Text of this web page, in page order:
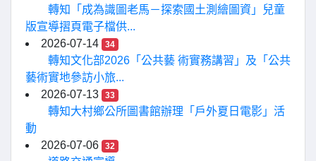
轉知「成為識圖老馬－探索國土測繪圖資」兒童
版宣導摺頁電子檔供...
2026-07-14
34
轉知文化部2026「公共藝 術實務講習」及「公共
藝術實地參訪小旅...
2026-07-13
33
轉知大村鄉公所圖書館辦理「戶外夏日電影」活
動
2026-07-06
32